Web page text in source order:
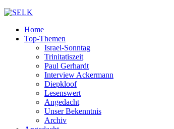
Home
Top-Themen
Israel-Sonntag
Trinitatiszeit
Paul Gerhardt
Interview Ackermann
Diepkloof
Lesenswert
Angedacht
Unser Bekenntnis
Archiv